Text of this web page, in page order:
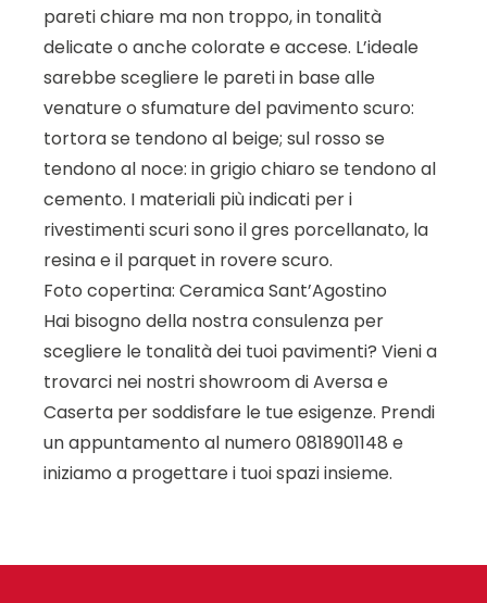
pareti chiare ma non troppo, in tonalità
delicate o anche colorate e accese. L’ideale
sarebbe scegliere le pareti in base alle
venature o sfumature del pavimento scuro:
tortora se tendono al beige; sul rosso se
tendono al noce: in grigio chiaro se tendono al
cemento. I materiali più indicati per i
rivestimenti scuri sono il gres porcellanato, la
resina e il parquet in rovere scuro.
Foto copertina: Ceramica Sant’Agostino
Hai bisogno della nostra consulenza per
scegliere le tonalità dei tuoi pavimenti? Vieni a
trovarci nei nostri showroom di Aversa e
Caserta per soddisfare le tue esigenze. Prendi
un appuntamento al numero 0818901148 e
iniziamo a progettare i tuoi spazi insieme.